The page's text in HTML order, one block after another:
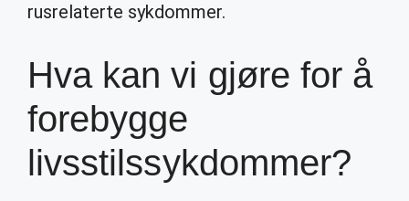
rusrelaterte sykdommer.
Hva kan vi gjøre for å
forebygge
livsstilssykdommer?